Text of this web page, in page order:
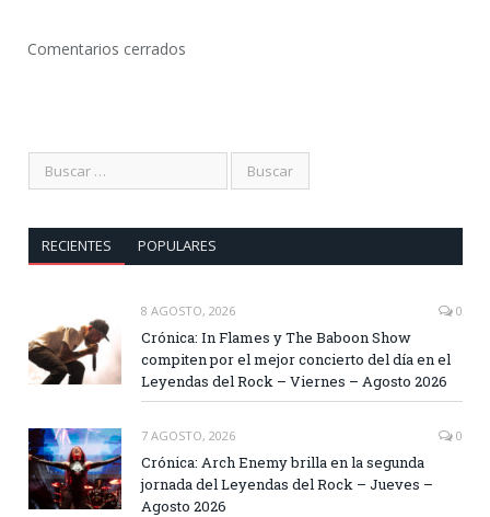
Comentarios cerrados
RECIENTES POPULARES
8 AGOSTO, 2026 0
Crónica: In Flames y The Baboon Show
compiten por el mejor concierto del día en el
Leyendas del Rock – Viernes – Agosto 2026
7 AGOSTO, 2026 0
Crónica: Arch Enemy brilla en la segunda
jornada del Leyendas del Rock – Jueves –
Agosto 2026